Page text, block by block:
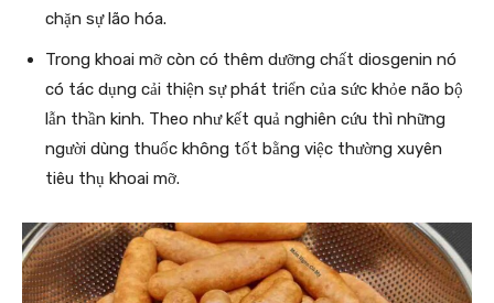
chặn sự lão hóa.
Trong khoai mỡ còn có thêm dưỡng chất diosgenin nó
có tác dụng cải thiện sự phát triển của sức khỏe não bộ
lẫn thần kinh. Theo như kết quả nghiên cứu thì những
người dùng thuốc không tốt bằng việc thường xuyên
tiêu thụ khoai mỡ.